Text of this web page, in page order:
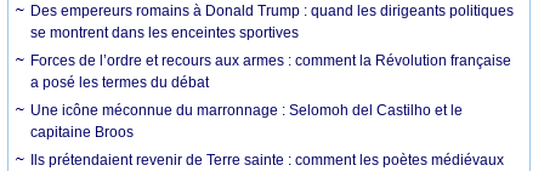
Des empereurs romains à Donald Trump : quand les dirigeants politiques
se montrent dans les enceintes sportives
Forces de l’ordre et recours aux armes : comment la Révolution française
a posé les termes du débat
Une icône méconnue du marronnage : Selomoh del Castilho et le
capitaine Broos
Ils prétendaient revenir de Terre sainte : comment les poètes médiévaux